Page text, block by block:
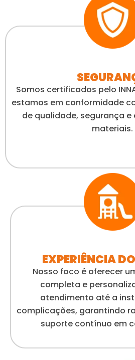
Somos certificados pelo
estamos em conformidade
de qualidade, segurança
materiais.
EXPERIÊNCIA
Nosso foco é oferecer
completa e
atendimento até a
complicações, garantindo
suporte contínuo em